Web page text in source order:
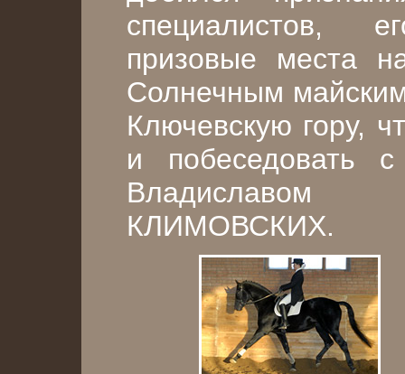
специалистов,
призовые места
Солнечным
Ключевскую гору,
и побеседовать с
КЛИМОВСКИХ.